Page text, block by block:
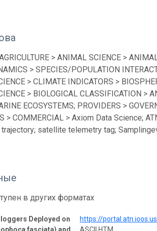
> ANIMAL SCIENCE >
> SPECIES/POPULATION
> CLIMATE INDICATORS >
> BIOLOGICAL CLASSIFICATION >
ECOSYSTEMS; PROVIDERS >
> COMMERCIAL > Axiom Data Science;
satellite telemetry tag;
в других форматах
Deployed on
https://